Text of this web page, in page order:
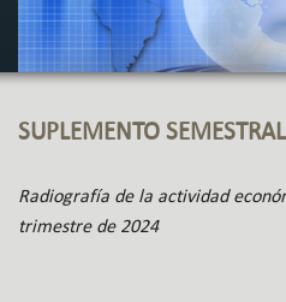
SUPLEMENTO
Radiografía de la actividad
trimestre de 2024